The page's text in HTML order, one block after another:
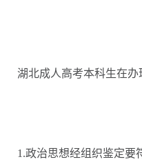
湖北成人高考本科生在办
1.政治思想经组织鉴定要符